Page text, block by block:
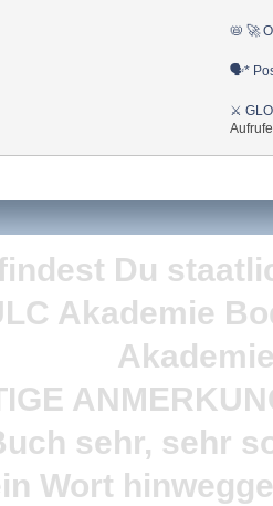
📛 🚀
🗣*
⚔
Aufrufe
Du
Akademie
sehr, sehr
Wort